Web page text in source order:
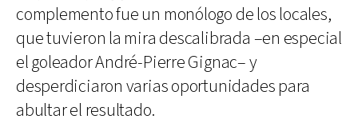
complemento fue un monólogo de los locales,
que tuvieron la mira descalibrada –en especial
el goleador André-Pierre Gignac– y
desperdiciaron varias oportunidades para
abultar el resultado.